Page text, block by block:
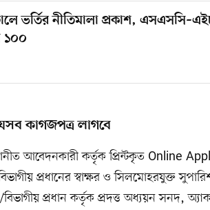
ভর্তির নীতিমালা প্রকাশ,
১০০
কাগজপত্র লাগবে
আবেদনকারী কর্তৃক প্রিন্টকৃত Online
বিভাগীয় প্রধানের স্বাক্ষর ও সিলমোহরযুক্ত
বিভাগীয় প্রধান কর্তৃক প্রদত্ত অধ্যয়ন সনদ,